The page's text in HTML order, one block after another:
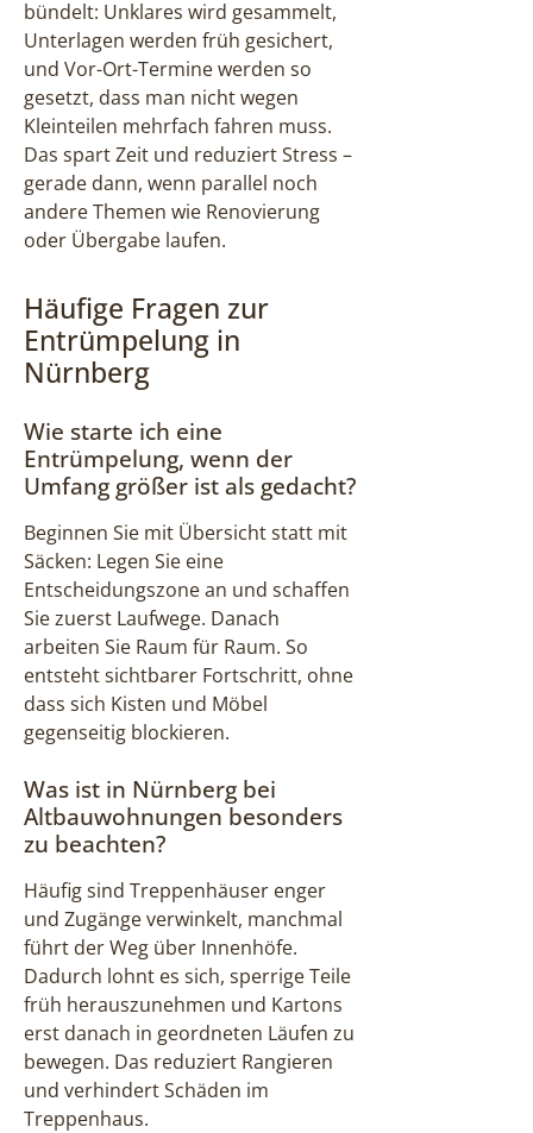
bündelt: Unklares wird gesammelt,
Unterlagen werden früh gesichert,
und Vor-Ort-Termine werden so
gesetzt, dass man nicht wegen
Kleinteilen mehrfach fahren muss.
Das spart Zeit und reduziert Stress –
gerade dann, wenn parallel noch
andere Themen wie Renovierung
oder Übergabe laufen.
Häufige Fragen zur
Entrümpelung in
Nürnberg
Wie starte ich eine
Entrümpelung, wenn der
Umfang größer ist als gedacht?
Beginnen Sie mit Übersicht statt mit
Säcken: Legen Sie eine
Entscheidungszone an und schaffen
Sie zuerst Laufwege. Danach
arbeiten Sie Raum für Raum. So
entsteht sichtbarer Fortschritt, ohne
dass sich Kisten und Möbel
gegenseitig blockieren.
Was ist in Nürnberg bei
Altbauwohnungen besonders
zu beachten?
Häufig sind Treppenhäuser enger
und Zugänge verwinkelt, manchmal
führt der Weg über Innenhöfe.
Dadurch lohnt es sich, sperrige Teile
früh herauszunehmen und Kartons
erst danach in geordneten Läufen zu
bewegen. Das reduziert Rangieren
und verhindert Schäden im
Treppenhaus.